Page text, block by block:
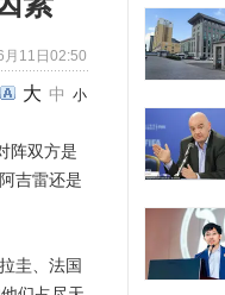
月11日02:50
大 中 小
阵双方是
吉雷还是
圭、法国